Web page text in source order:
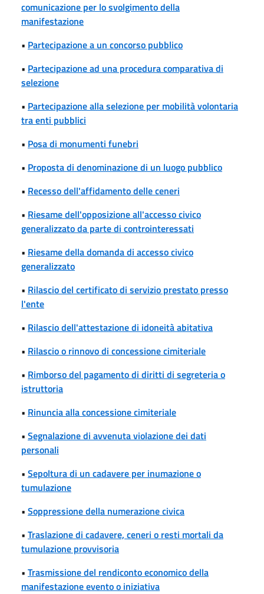
comunicazione per lo svolgimento della
manifestazione
• Partecipazione a un concorso pubblico
• Partecipazione ad una procedura comparativa di
selezione
• Partecipazione alla selezione per mobilità volontaria
tra enti pubblici
• Posa di monumenti funebri
• Proposta di denominazione di un luogo pubblico
• Recesso dell'affidamento delle ceneri
• Riesame dell'opposizione all'accesso civico
generalizzato da parte di controinteressati
• Riesame della domanda di accesso civico
generalizzato
• Rilascio del certificato di servizio prestato presso
l'ente
• Rilascio dell'attestazione di idoneità abitativa
• Rilascio o rinnovo di concessione cimiteriale
• Rimborso del pagamento di diritti di segreteria o
istruttoria
• Rinuncia alla concessione cimiteriale
• Segnalazione di avvenuta violazione dei dati
personali
• Sepoltura di un cadavere per inumazione o
tumulazione
• Soppressione della numerazione civica
• Traslazione di cadavere, ceneri o resti mortali da
tumulazione provvisoria
• Trasmissione del rendiconto economico della
manifestazione evento o iniziativa